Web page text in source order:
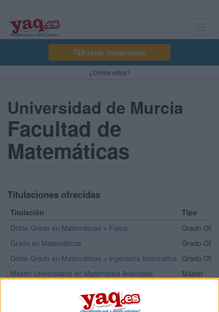
Buscar titulaciones
¿Dónde estoy?
Universidad de Murcia
Facultad de
Matemáticas
Titulaciones ofrecidas
Titulación
Tipo
Doble Grado en Matemáticas + Física
Grado
Grado en Matemáticas
Grado
Doble Grado en Matemáticas + Ingeniería Informática Grado
Máster Universitario en Matemática Avanzada
Máster
¡Síguenos en Facebook!